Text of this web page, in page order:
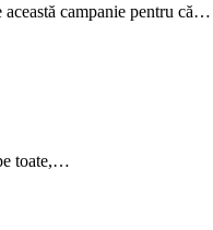
campanie pentru că…
toate,…